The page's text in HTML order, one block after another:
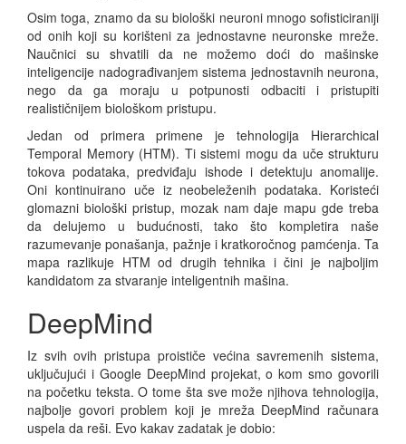
Osim toga, znamo da su biološki neuroni mnogo sofisticiraniji
od onih koji su korišteni za jednostavne neuronske mreže.
Naučnici su shvatili da ne možemo doći do mašinske
inteligencije nadograđivanjem sistema jednostavnih neurona,
nego da ga moraju u potpunosti odbaciti i pristupiti
realističnijem biološkom pristupu.
Jedan od primera primene je tehnologija Hierarchical
Temporal Memory (HTM). Ti sistemi mogu da uče strukturu
tokova podataka, predviđaju ishode i detektuju anomalije.
Oni kontinuirano uče iz neobeleženih podataka. Koristeći
glomazni biološki pristup, mozak nam daje mapu gde treba
da delujemo u budućnosti, tako što kompletira naše
razumevanje ponašanja, pažnje i kratkoročnog pamćenja. Ta
mapa razlikuje HTM od drugih tehnika i čini je najboljim
kandidatom za stvaranje inteligentnih mašina.
DeepMind
Iz svih ovih pristupa proističe većina savremenih sistema,
uključujući i Google DeepMind projekat, o kom smo govorili
na početku teksta. O tome šta sve može njihova tehnologija,
najbolje govori problem koji je mreža DeepMind računara
uspela da reši. Evo kakav zadatak je dobio: